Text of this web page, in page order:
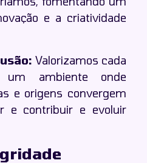
e a criatividade
Valorizamos cada
um ambiente onde
e origens convergem
e contribuir e evoluir